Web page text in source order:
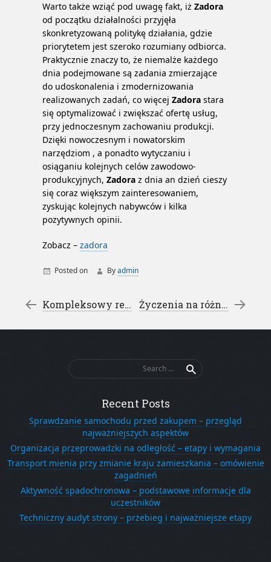
Warto także wziąć pod uwagę fakt, iż Zadora
od początku działalności przyjęła
skonkretyzowaną politykę działania, gdzie
priorytetem jest szeroko rozumiany odbiorca.
Praktycznie znaczy to, że niemalże każdego
dnia podejmowane są zadania zmierzające
do udoskonalenia i zmodernizowania
realizowanych zadań, co więcej Zadora stara
się optymalizować i zwiększać ofertę usług,
przy jednoczesnym zachowaniu produkcji.
Dzięki nowoczesnym i nowatorskim
narzędziom , a ponadto wytyczaniu i
osiąganiu kolejnych celów zawodowo-
produkcyjnych, Zadora z dnia an dzień cieszy
się coraz większym zainteresowaniem,
zyskując kolejnych nabywców i kilka
pozytywnych opinii.
Zobacz – zadora
Posted on Byadmin
Post navigation
←
Kompleksowy remont – remonty malowanie Życzenia na różne okazje – życzenia urodzinowe
Search
for:
Recent Posts
Sprawdzanie samochodu przed zakupem – przegląd
najważniejszych aspektów
Organizacja przeprowadzki na odległość – etapy i wymagania
Transport mienia przy zmianie kraju zamieszkania – omówienie
zagadnień
Aktywność spadochronowa – podstawowe informacje dla
uczestników
Techniczny audyt strony – przebieg i najważniejsze etapy